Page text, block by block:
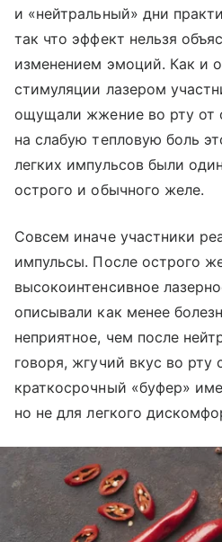
и «нейтральный» дни
так что эффект нельзя
изменением эмоций. Как и
стимуляции лазером
ощущали жжение во рту от
на слабую тепловую боль
легких импульсов были
острого и обычного желе.
Совсем иначе участники
импульсы. После острого
высокоинтенсивное
описывали как менее
неприятное, чем после
говоря, жгучий вкус во рту
краткосрочный «буфер»
но не для легкого